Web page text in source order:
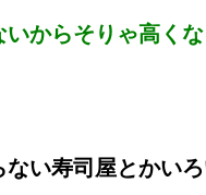
からそりゃ高く
い寿司屋とかい